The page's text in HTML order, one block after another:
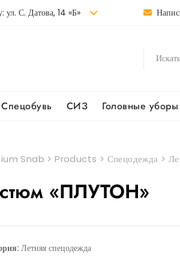
ул. С. Датова, 14 «Б»
Спецобувь СИЗ Головные уборы
Snab >Products > Спецодежда >
«ПЛУТОН»
Летняя спецодежда